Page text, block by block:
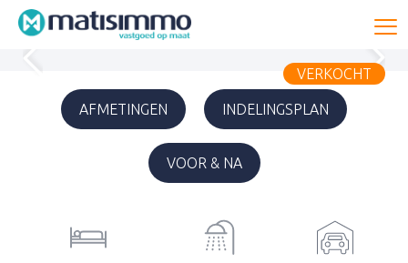
VERKOCHT
AFMETINGEN INDELINGSPLAN
VOOR & NA